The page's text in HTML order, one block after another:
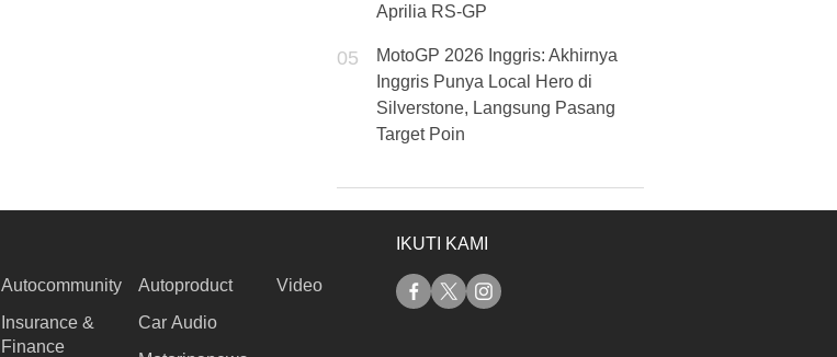
Aprilia RS-GP
05
MotoGP 2026 Inggris: Akhirnya
Inggris Punya Local Hero di
Silverstone, Langsung Pasang
Target Poin
Autocommunity
Insurance &
Finance
Autoproduct
Car Audio
Video
IKUTI KAMI